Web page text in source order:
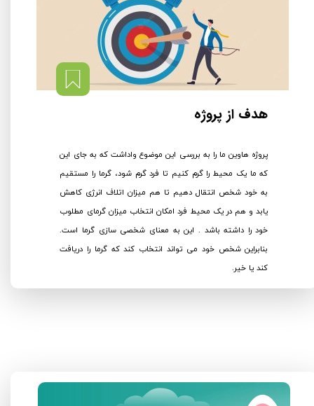
​​هدف از پروژه
پروژه هاوین ما را به بررسی این موضوع واداشت که به جای این
که ما یک محیط را گرم کنیم تا فرد گرم شود، گرما را مستقیم
به خود شخص انتقال دهیم تا هم میزان اتلاف انرژی کاهش
یابد و هم در یک محیط فرد امکان انتخاب میزان گرمای مطلوب
خود را داشته باشد . این به معنای شخصی سازی گرما است.
بنابراین شخص خود می تواند انتخاب کند که گرما را دریافت
کند یا خیر.